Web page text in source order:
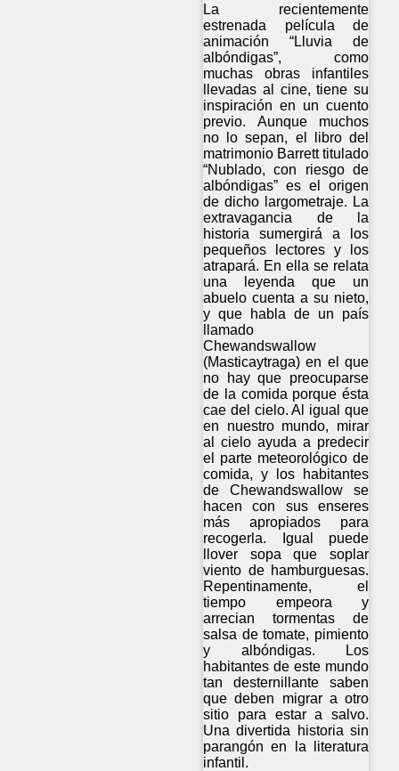
La recientemente
estrenada película de
animación “Lluvia de
albóndigas”, como
muchas obras infantiles
llevadas al cine, tiene su
inspiración en un cuento
previo. Aunque muchos
no lo sepan, el libro del
matrimonio Barrett titulado
“Nublado, con riesgo de
albóndigas” es el origen
de dicho largometraje. La
extravagancia de la
historia sumergirá a los
pequeños lectores y los
atrapará. En ella se relata
una leyenda que un
abuelo cuenta a su nieto,
y que habla de un país
llamado
Chewandswallow
(Masticaytraga) en el que
no hay que preocuparse
de la comida porque ésta
cae del cielo. Al igual que
en nuestro mundo, mirar
al cielo ayuda a predecir
el parte meteorológico de
comida, y los habitantes
de Chewandswallow se
hacen con sus enseres
más apropiados para
recogerla. Igual puede
llover sopa que soplar
viento de hamburguesas.
Repentinamente, el
tiempo empeora y
arrecian tormentas de
salsa de tomate, pimiento
y albóndigas. Los
habitantes de este mundo
tan desternillante saben
que deben migrar a otro
sitio para estar a salvo.
Una divertida historia sin
parangón en la literatura
infantil.